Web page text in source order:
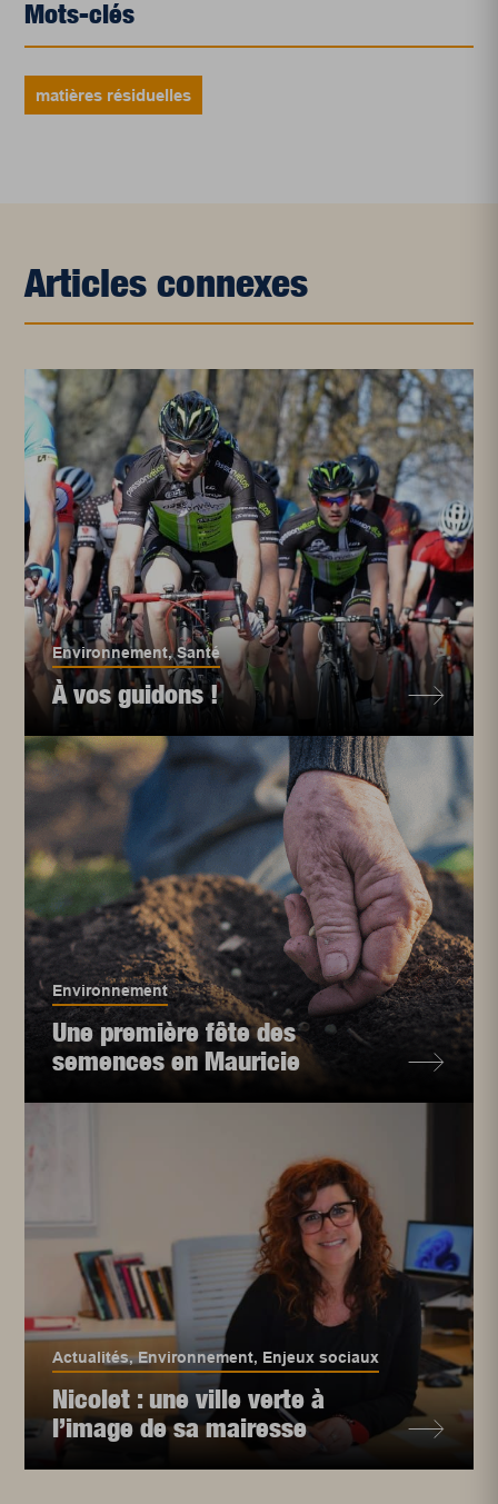
Mots-clés
matières résiduelles
Articles connexes
Environnement,Santé
À vos guidons !
Environnement
Une première fête des
semences en Mauricie
Actualités,Environnement, Enjeux sociaux
Nicolet : une ville verte à
l’image de sa mairesse